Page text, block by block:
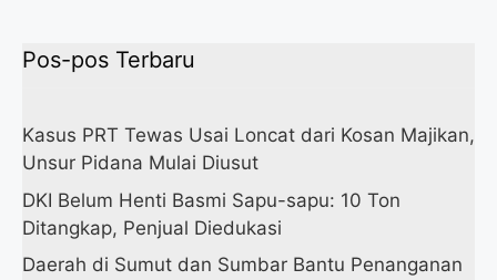
Pos-pos Terbaru
Kasus PRT Tewas Usai Loncat dari Kosan Majikan,
Unsur Pidana Mulai Diusut
DKI Belum Henti Basmi Sapu-sapu: 10 Ton
Ditangkap, Penjual Diedukasi
Daerah di Sumut dan Sumbar Bantu Penanganan